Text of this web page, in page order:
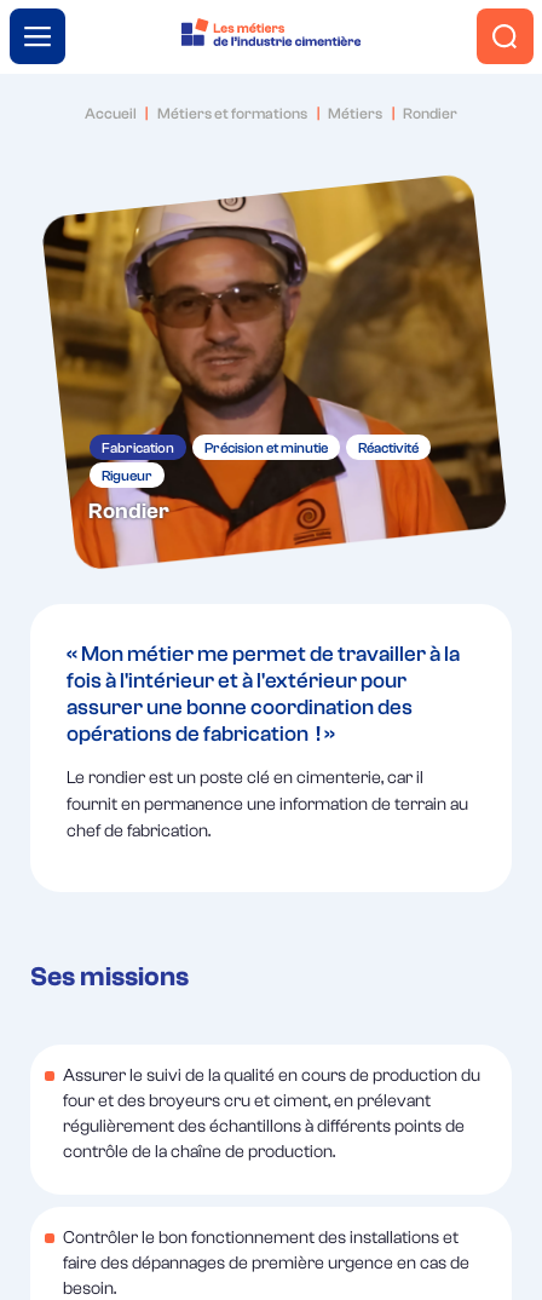
Menu
Engagement et innovation
Le ciment autrement
Métiers et formations
Trouver ma voie
Accueil Métiers et formations Métiers Rondier
Fabrication Précision et minutie
Réactivité
Rigueur
Rondier
« Mon métier me permet de travailler à la
fois à l'intérieur et à l'extérieur pour
assurer une bonne coordination des
opérations de fabrication ! »
Le rondier est un poste clé en cimenterie, car il
fournit en permanence une information de terrain au
chef de fabrication.
Ses missions
Assurer le suivi de la qualité en cours de production du
four et des broyeurs cru et ciment, en prélevant
régulièrement des échantillons à différents points de
contrôle de la chaîne de production.
Contrôler le bon fonctionnement des installations et
faire des dépannages de première urgence en cas de
besoin.